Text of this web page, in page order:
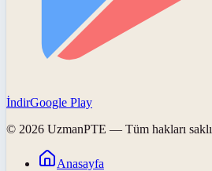
İndirGoogle Play
© 2026 UzmanPTE — Tüm hakları
Anasayfa